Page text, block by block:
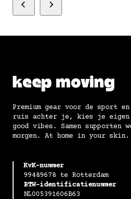
keep moving
Premium gear voor de sport
ruis achter je, kies je eigen
good vibes. Samen supporten
morgen. At home in your skin.
KvK-nummer
99489678 te Rotterdam
BTW-identificatienummer
NL005391606B63